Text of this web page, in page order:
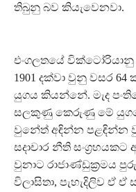
තිබුනු බව කියැවෙනවා.
එංගලතයේ වික්ටෝරියානු
1901 දක්වා වුනු වසර
යුගය කියන්නේ. මැද
සලකුණු කෙරුණු මේ
වුනේත් අඳින්න පළඳින්න
සදාචාර නීති
වුනාට රාජාණ්ඩුක‍්‍රමය
විලාසිතා, පැහැදිලිව ඒ